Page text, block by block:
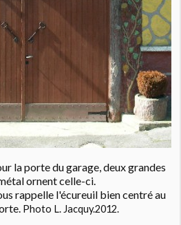
la porte du garage, deux grandes
ornent celle-ci.
rappelle l'écureuil bien centré au
Photo L. Jacquy.2012.